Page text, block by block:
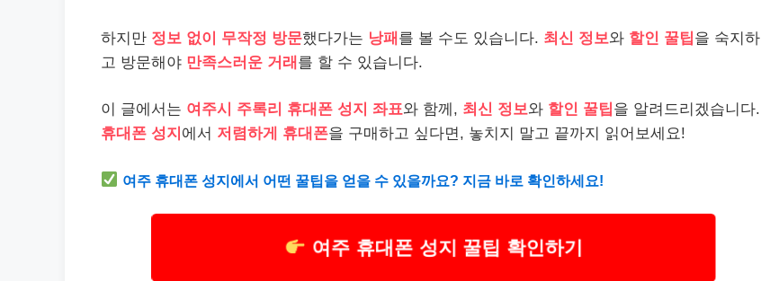
하지만 정보 없이 무작정 방문했다가는 낭패 를 볼 수도 있습니다. 최신 정보와 할인 꿀팁을 숙지하
고 방문해야 만족스러운 거래 를 할 수 있습니다.
이 글에서는 여주시 주록리 휴대폰 성지 좌표와 함께, 최신 정보와 할인 꿀팁을 알려드리겠습니다.
휴대폰 성지 에서 저렴하게 휴대폰을 구매하고 싶다면, 놓치지 말고 끝까지 읽어보세요!
여주 휴대폰 성지에서 어떤 꿀팁을 얻을 수 있을까요? 지금 바로 확인하세요!
여주 휴대폰 성지 꿀팁 확인하기